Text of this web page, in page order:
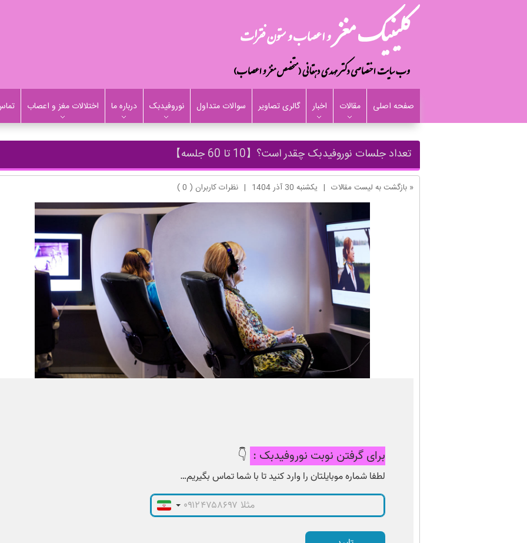
صفحه اصلی مقالات اخبار گالری تصاویر سوالات متداول نوروفیدبک درباره ما اختلالات مغز و اعصاب
تعداد جلسات نوروفیدبک چقدر است؟【10 تا 60 جلسه】
« بازگشت به لیست مقالات | یکشنبه 30 آذر 1404 | نظرات کاربران ( 0 )